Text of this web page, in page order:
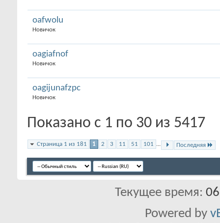
oafwolu
Новичок
oagiafnof
Новичок
oagijunafzpc
Новичок
Показано с 1 по 30 из 5417
Страница 1 из 181 1 2 3 11 51 101 ... Последняя
Текущее время:
Powered by